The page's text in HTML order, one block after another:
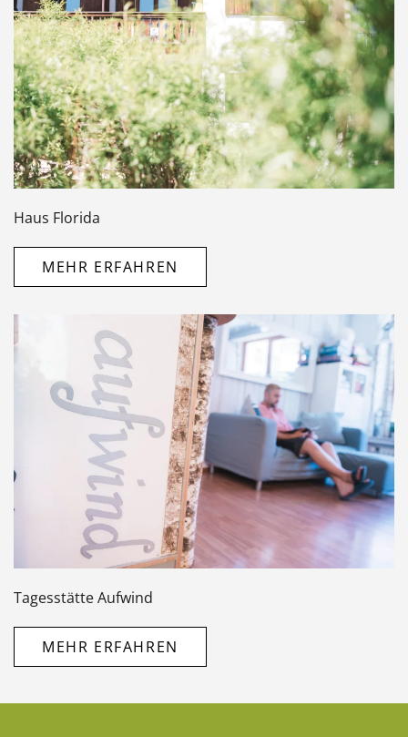
Haus Florida
MEHR ERFAHREN
Tagesstätte Aufwind
MEHR ERFAHREN